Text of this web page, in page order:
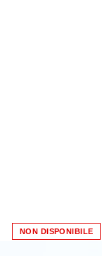
NON DISPONIBILE